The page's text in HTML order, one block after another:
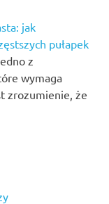
jak
pułapek
z
wymaga
zrozumienie, że